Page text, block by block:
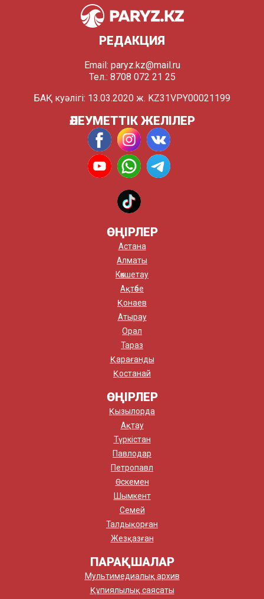
РЕДАКЦИЯ
Email: paryz.kz@mail.ru
Тел.: 8708 072 21 25
БАҚ куәлігі: 13.03.2020 ж. KZ31VPY00021199
ӘЛЕУМЕТТІК ЖЕЛІЛЕР
ӨҢІРЛЕР
Астана
Алматы
Көкшетау
Ақтөбе
Қонаев
Атырау
Орал
Тараз
Қарағанды
Қостанай
ӨҢІРЛЕР
Қызылорда
Ақтау
Түркістан
Павлодар
Петропавл
Өскемен
Шымкент
Семей
Талдықорған
Жезқазған
ПАРАҚШАЛАР
Мультимедиалық архив
Құпиялылық саясаты